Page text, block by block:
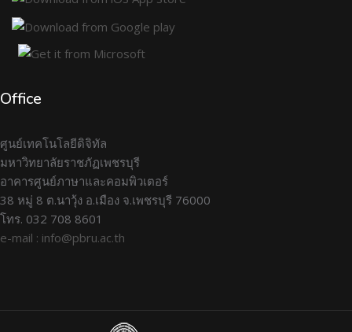
Office
ศูนย์เทคโนโลยีดิจิทัล
มหาวิทยาลัยราชภัฏเพชรบุรี
อาคารศูนย์ภาษาและคอมพิวเตอร์
38 หมู่ 8 ต.นาวุ้ง อ.เมือง จ.เพชรบุรี 76000
โทร. 032 708 8601
e-mail : info@pbru.ac.th